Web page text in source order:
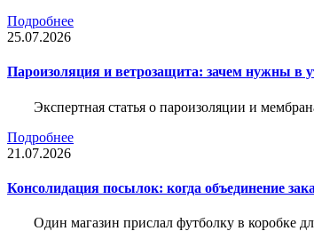
Подробнее
25.07.2026
Пароизоляция и ветрозащита: зачем нужны в
Экспертная статья о пароизоляции и
Подробнее
21.07.2026
Консолидация посылок: когда объединение
Один магазин прислал футболку в коробке